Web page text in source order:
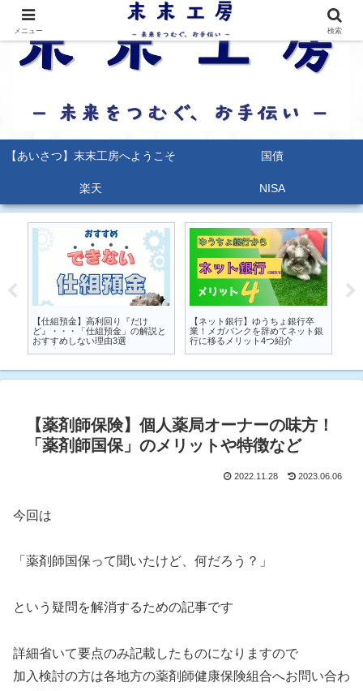
【あいさつ】末末工房へようこそ 国債
楽天 NISA
【仕組預金】高利回り『だけ
ど』・・・「仕組預金」の解説と
おすすめしない理由3選
【ネット銀行】ゆうちょ銀行卒
業！メガバンクを辞めてネット銀
行に移るメリット4つ紹介
【薬剤師保険】個人薬局オーナーの味方！
「薬剤師国保」のメリットや特徴など
2022.11.28 2023.06.06
今回は
「薬剤師国保って聞いたけど、何だろう？」
という疑問を解消するための記事です
詳細省いて要点のみ記載したものになりますので
加入検討の方は各地方の薬剤師健康保険組合へお問い合わ
メニュー 検索